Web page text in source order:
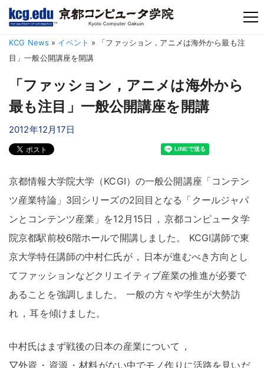
TM
KCG News » イベント »
「ファッション，アニメは海外から最も注
目」一般公開講座を開講
「ファッション，アニメは海外から
最も注目」一般公開講座を開講
2012年12月17日
京都情報大学院大学（KCGI）の一般公開講座「コンテン
ツ産業特論」3回シリーズの2回目となる「クールジャパ
ンとコンテンツ産業」を12月15日 ， 京都コンピュータ学
院京都駅前校6階ホールで開講しました。
KCGI講師で東
京大学特任講師の中村仁氏が ， 日本が進むべき方向とし
てファッションなどクリエイティブ産業の推進が必要で
あることを強調しました。
一般の方々や学生が大勢訪
れ ， 耳を傾けました。
中村氏はまず戦後の日本の産業について ，
▽外資 ・ 資源 ・ 材料がない中でモノ作りに活路を見いだ